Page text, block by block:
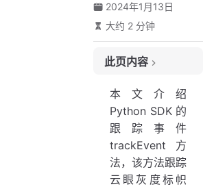
2024年1月13日
大约 2 分钟
此页内容
描述
参数
返回
例
副作用
本文介绍
Python SDK 的
跟踪事件
trackEvent方
法，该方法跟踪
云眼灰度标帜